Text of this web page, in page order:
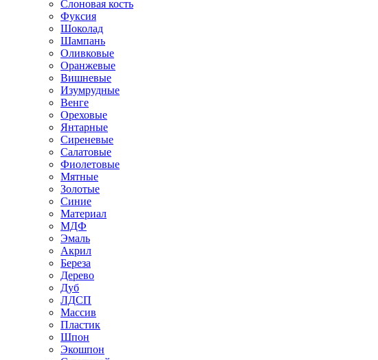
Слоновая кость
Фуксия
Шоколад
Шампань
Оливковые
Оранжевые
Вишневые
Изумрудные
Венге
Ореховые
Янтарные
Сиреневые
Салатовые
Фиолетовые
Мятные
Золотые
Синие
Материал
МДФ
Эмаль
Акрил
Береза
Дерево
Дуб
ЛДСП
Массив
Пластик
Шпон
Экошпон